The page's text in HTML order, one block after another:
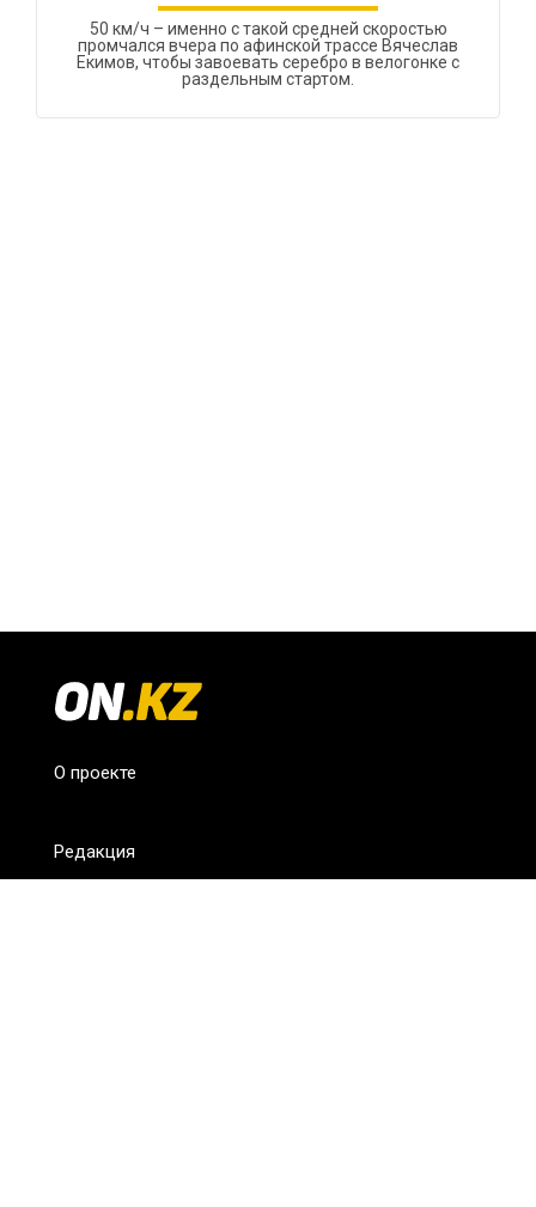
50 км/ч – именно с такой средней скоростью
промчался вчера по афинской трассе Вячеслав
Екимов, чтобы завоевать серебро в велогонке с
раздельным стартом.
О проекте
Редакция